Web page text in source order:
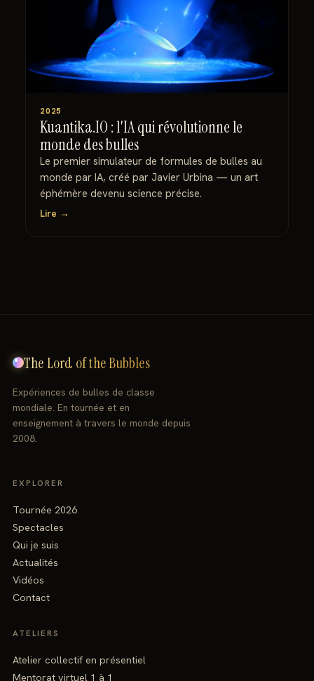
2025
Kuantika.IO : l'IA qui révolutionne le
monde des bulles
Le premier simulateur de formules de bulles au
monde par IA, créé par Javier Urbina — un art
éphémère devenu science précise.
Lire →
The Lord of the Bubbles
Expériences de bulles de classe
mondiale. En tournée et en
enseignement à travers le monde depuis
2008.
EXPLORER
Tournée 2026
Spectacles
Qui je suis
Actualités
Vidéos
Contact
ATELIERS
Atelier collectif en présentiel
Mentorat virtuel 1 à 1